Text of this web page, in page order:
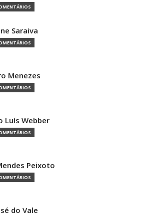
Saraiva
Menezes
Luís Webber
Peixoto
do Vale